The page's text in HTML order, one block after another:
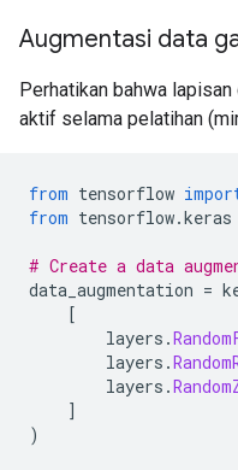
Augmentasi data
Perhatikan bahwa
aktif selama pelatihan
from tensorflow
from tensorflow.keras
# Create a data
data_augmentation =
[
layers .
layers .
layers .
]
)